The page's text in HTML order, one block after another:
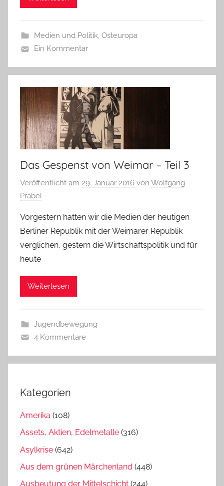
Medien und Politik, Osteuropa
Ein Kommentar
Das Gespenst von Weimar – Teil 3
Veröffentlicht am 29. Januar 2016 von Wolfgang
Prabel
Vorgestern hatten wir die Medien der heutigen
Berliner Republik mit der Weimarer Republik
verglichen, gestern die Wirtschaftspolitik und für
heute
Weiterlesen
Jugendbewegung
4 Kommentare
Kategorien
Amerika (108)
Assets, Aktien, Edelmetalle (316)
Asylkrise (642)
Aus dem grünen Märchenland (448)
Ausbeutung der Mittelschicht (244)